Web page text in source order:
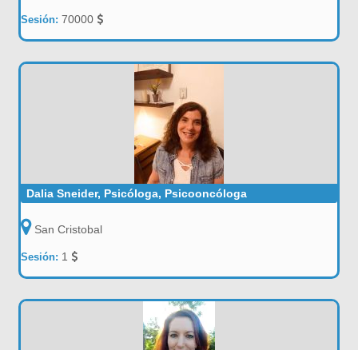
Sesión:70000
Dalia Sneider, Psicóloga, Psicooncóloga
San Cristobal
Sesión: 1